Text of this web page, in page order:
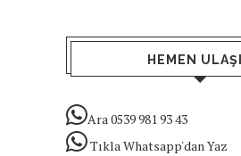
HEMEN
Ara 0539 981 93 43
Tıkla Whatsapp'dan Yaz